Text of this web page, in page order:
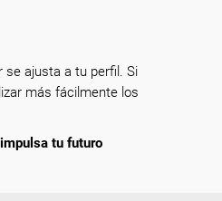
se ajusta a tu perfil. Si
más fácilmente los
tu futuro